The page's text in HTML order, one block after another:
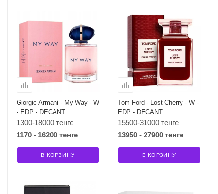
Giorgio Armani - My Way - W
- EDP - DECANT
1300-18000 тенге
1170 - 16200 тенге
В КОРЗИНУ
Tom Ford - Lost Cherry - W -
EDP - DECANT
15500-31000 тенге
13950 - 27900 тенге
В КОРЗИНУ